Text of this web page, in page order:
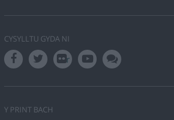
CYSYLLTU GYDA NI
r
Y PRINT BACH